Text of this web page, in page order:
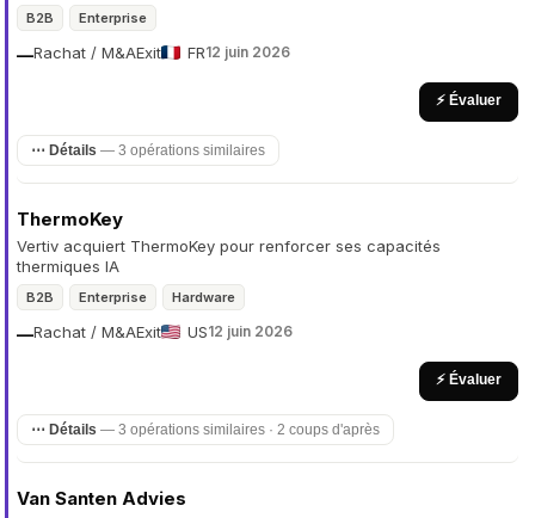
B2B Enterprise
Rachat / M&A
— Exit FR12 juin 2026
⚡ Évaluer
⋯ Détails — 3 opérations similaires
ThermoKey
Vertiv acquiert ThermoKey pour renforcer ses capacités
thermiques IA
B2B Enterprise Hardware
Rachat / M&A
— Exit US12 juin 2026
⚡ Évaluer
⋯ Détails — 3 opérations similaires · 2 coups d'après
Van Santen Advies